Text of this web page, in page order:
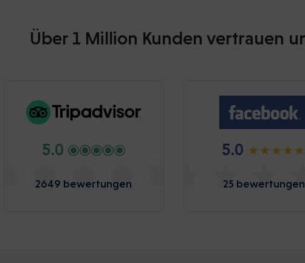
Über 1 Million Kunden vertrauen
5.0
2649 bewertungen
5.0
25 bewertungen